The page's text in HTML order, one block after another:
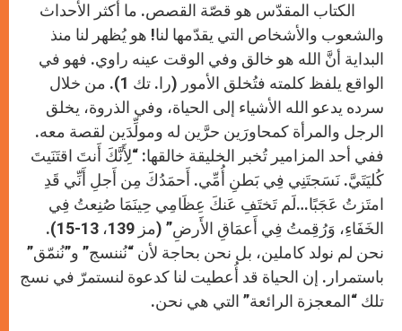
الكتاب المقدّس هو قصّة القصص. ما أكثر الأحداث
والشعوب والأشخاص التي يقدّمها لنا! هو يُظهر لنا منذ
البداية أنَّ الله هو خالق وفي الوقت عينه راوي. فهو في
الواقع يلفظ كلمته فتُخلق الأمور (را. تك 1). من خلال
سرده يدعو الله الأشياء إلى الحياة، وفي الذروة، يخلق
الرجل والمرأة كمحاورَين حرَّين له ومولِّدَين لقصة معه.
ففي أحد المزامير تُخبر الخليقة خالقها: “لِأَنَّكَ أَنتَ اقتَنَيتَ
كُليَتَيَّ. نَسَجتَنِي فِي بَطنِ أُمِّي. أَحمَدُكَ مِن أَجلِ أَنِّي قَدِ
امتَزتُ عَجَبًا…لَم تَختَفِ عَنكَ عِظَامِي حِينَمَا صُنِعتُ فِي
الخَفَاءِ، وَرُقِمتُ فِي أَعمَاقِ الأَرضِ” (مز 139، 13-15).
نحن لم نولد كاملين، بل نحن بحاجة لأن “نُننسج” و”نُنمّق”
باستمرار. إن الحياة قد أُعطيت لنا كدعوة لنستمرّ في نسج
تلك “المعجزة الرائعة” التي هي نحن.